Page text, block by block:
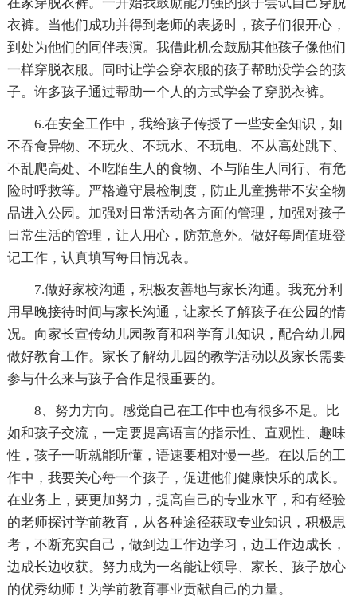
衣裤。当他们成功并得到老师的表扬时，孩子们很开心，
到处为他们的同伴表演。我借此机会鼓励其他孩子像他们
一样穿脱衣服。同时让学会穿衣服的孩子帮助没学会的孩
子。许多孩子通过帮助一个人的方式学会了穿脱衣裤。
6.在安全工作中，我给孩子传授了一些安全知识，如
不吞食异物、不玩火、不玩水、不玩电、不从高处跳下、
不乱爬高处、不吃陌生人的食物、不与陌生人同行、有危
险时呼救等。严格遵守晨检制度，防止儿童携带不安全物
品进入公园。加强对日常活动各方面的管理，加强对孩子
日常生活的管理，让人用心，防范意外。做好每周值班登
记工作，认真填写每日情况表。
7.做好家校沟通，积极友善地与家长沟通。我充分利
用早晚接待时间与家长沟通，让家长了解孩子在公园的情
况。向家长宣传幼儿园教育和科学育儿知识，配合幼儿园
做好教育工作。家长了解幼儿园的教学活动以及家长需要
参与什么来与孩子合作是很重要的。
8、努力方向。感觉自己在工作中也有很多不足。比
如和孩子交流，一定要提高语言的指示性、直观性、趣味
性，孩子一听就能听懂，语速要相对慢一些。在以后的工
作中，我要关心每一个孩子，促进他们健康快乐的成长。
在业务上，要更加努力，提高自己的专业水平，和有经验
的老师探讨学前教育，从各种途径获取专业知识，积极思
考，不断充实自己，做到边工作边学习，边工作边成长，
边成长边收获。努力成为一名能让领导、家长、孩子放心
的优秀幼师！为学前教育事业贡献自己的力量。